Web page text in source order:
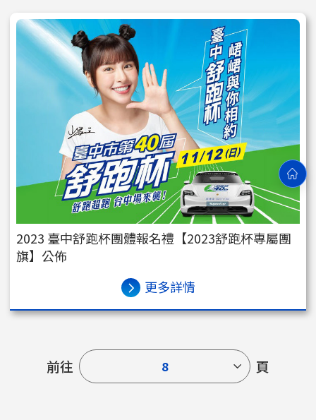
2023 臺中舒跑杯團體報名禮【2023舒跑杯專屬團
旗】公佈
更多詳情
前往 8 頁